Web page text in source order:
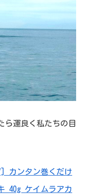
ら運良く私たちの目
カンタン巻くだけ
40g ケイムラアカ